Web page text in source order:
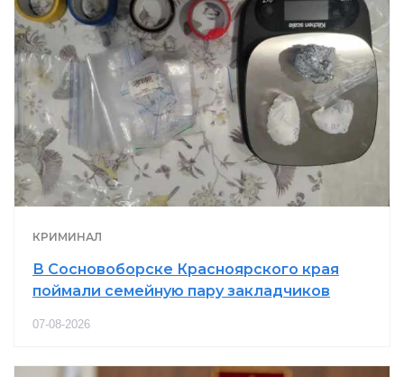
КРИМИНАЛ
В Сосновоборске Красноярского края
поймали семейную пару закладчиков
07-08-2026